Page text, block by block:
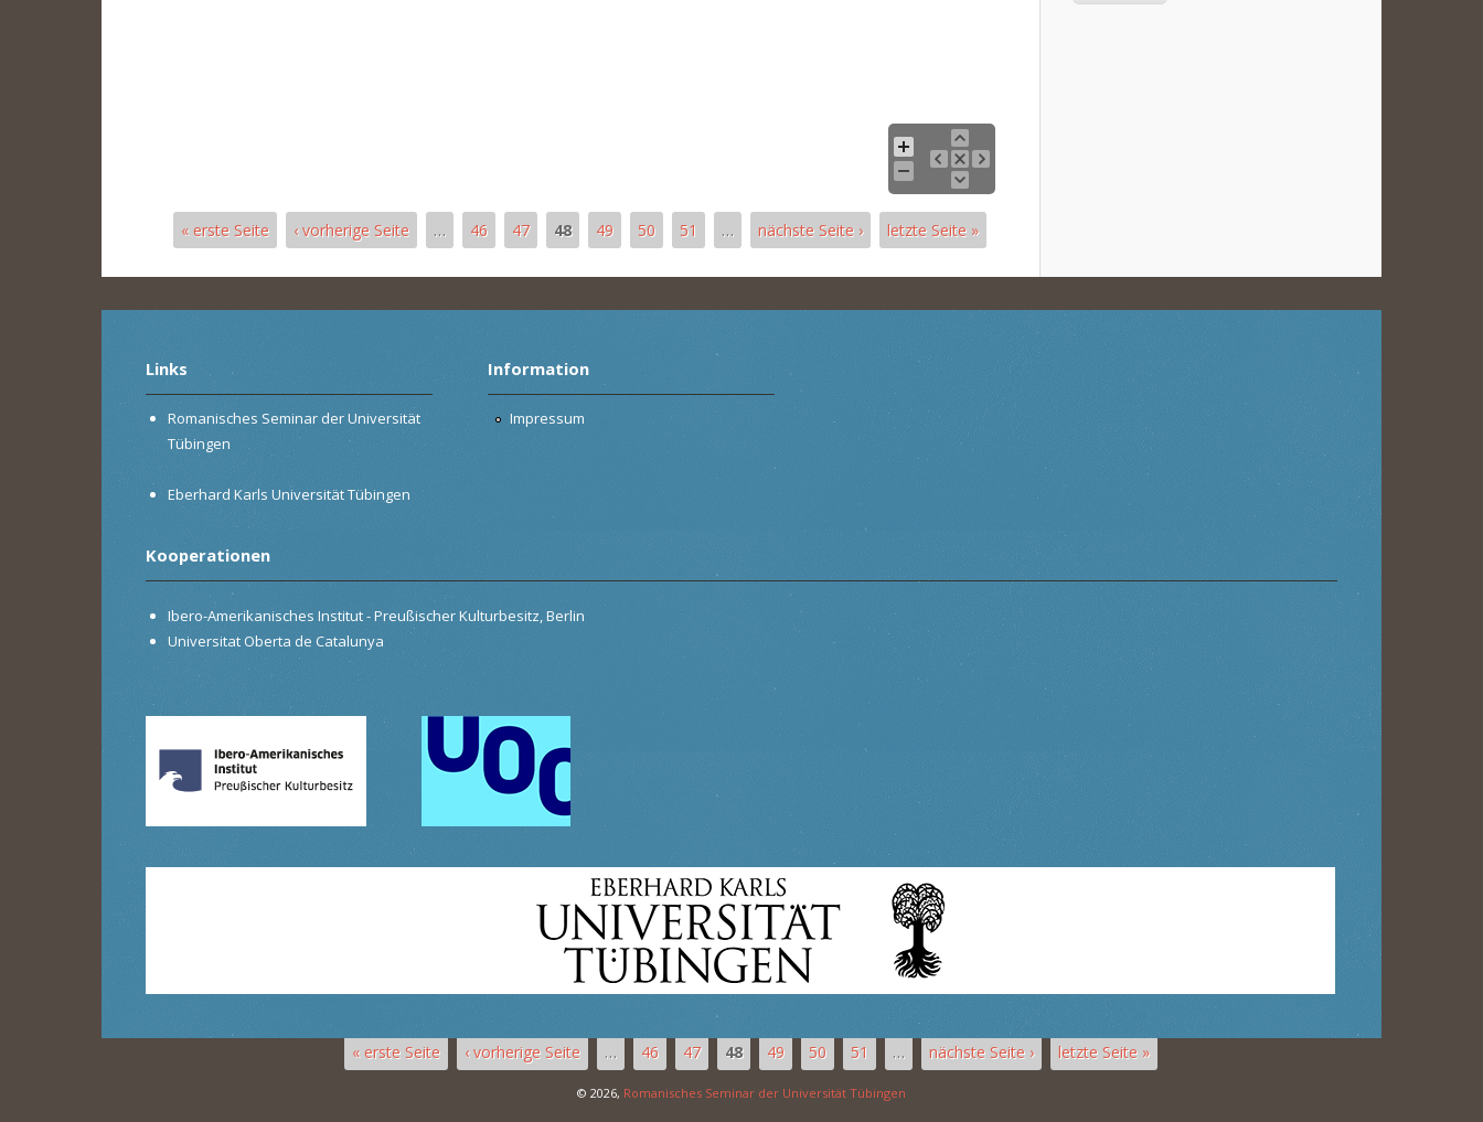
« erste Seite ‹ vorherige Seite … 46 47 48 49 50 51 … nächste Seite › letzte Seite »
Links
Romanisches Seminar der Universität
Tübingen
Eberhard Karls Universität Tübingen
Information
Impressum
Kooperationen
Ibero-Amerikanisches Institut - Preußischer Kulturbesitz, Berlin
Universitat Oberta de Catalunya
« erste Seite ‹ vorherige Seite … 46 47 48 49 50 51 … nächste Seite › letzte Seite »
© 2026, Romanisches Seminar der Universität Tübingen